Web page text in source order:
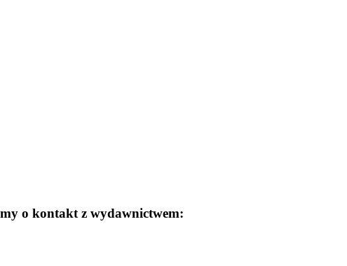
o kontakt z wydawnictwem: